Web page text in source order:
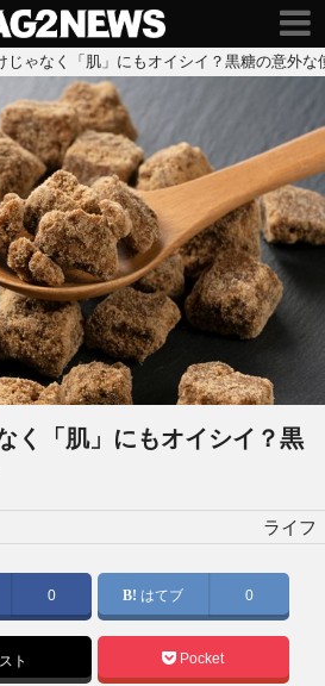
じゃなく「肌」にもオイシイ？黒糖の意外な
く「肌」にもオイシイ？黒
ライフ
0 はてブ 0
ト Pocket